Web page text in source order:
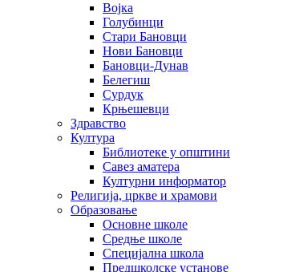
Војка
Голубинци
Стари Бановци
Нови Бановци
Бановци-Дунав
Белегиш
Сурдук
Крњешевци
Здравство
Култура
Библиотеке у општини
Савез аматера
Културни информатор
Религија, цркве и храмови
Образовање
Основне школе
Средње школе
Специјална школа
Предшколске установе